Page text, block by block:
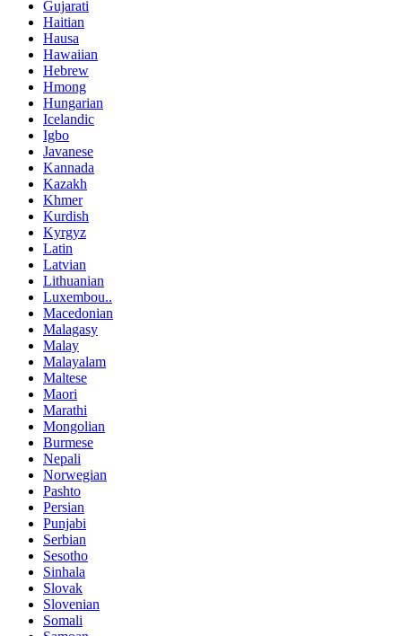
Gujarati
Haitian
Hausa
Hawaiian
Hebrew
Hmong
Hungarian
Icelandic
Igbo
Javanese
Kannada
Kazakh
Khmer
Kurdish
Kyrgyz
Latin
Latvian
Lithuanian
Luxembou..
Macedonian
Malagasy
Malay
Malayalam
Maltese
Maori
Marathi
Mongolian
Burmese
Nepali
Norwegian
Pashto
Persian
Punjabi
Serbian
Sesotho
Sinhala
Slovak
Slovenian
Somali